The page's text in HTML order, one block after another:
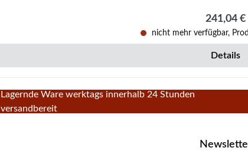
241,04 €
nicht mehr verfügbar,
Details
Lagernde Ware werktags innerhalb 24 Stunden
versandbereit